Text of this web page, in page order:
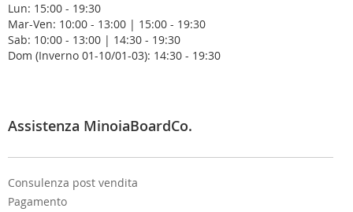
e
w
s
l
e
:
Lun: 15:00 - 19:30
Mar-Ven: 10:00 - 13:00 | 15:00 - 19:30
Sab: 10:00 - 13:00 | 14:30 - 19:30
Dom (Inverno 01-10/01-03): 14:30 - 19:30
Assistenza MinoiaBoardCo.
Consulenza post vendita
Pagamento